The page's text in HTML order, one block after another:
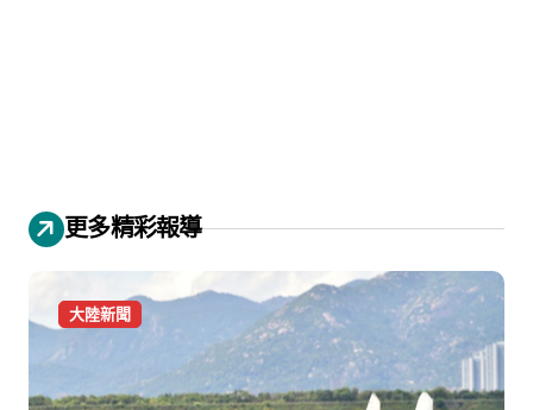
更多精彩報導
大陸新聞